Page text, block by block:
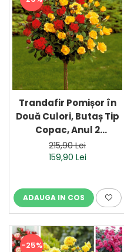
Dud
Corn
Smochin
Mosmon
Kiwi
Migdal
Trandafir Pomișor în
Două Culori, Butaș Tip
Copac, Anul 2
(Ghiveci)
215,90 Lei
159,90 Lei
ADAUGA IN COS
-25%